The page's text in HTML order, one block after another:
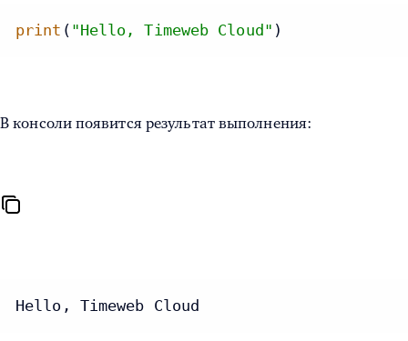
print ( "Hello, Timeweb Cloud" )
В консоли появится результат выполнения:
Hello, Timeweb Cloud